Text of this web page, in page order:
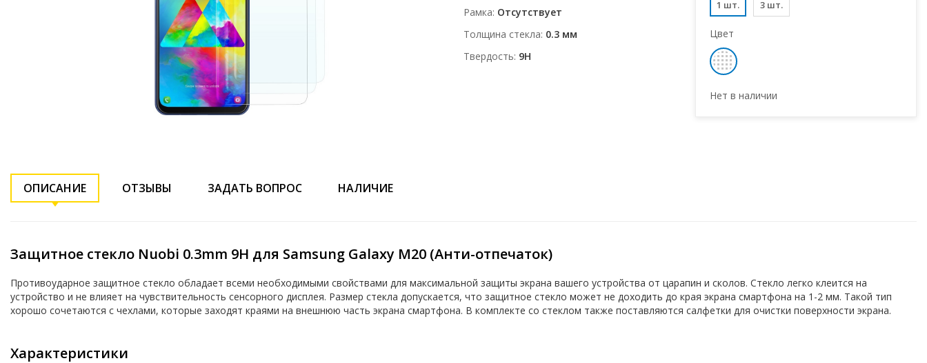
Рамка Отсутствует
Толщина стекла 0.3 мм
Твердость 9H
1 шт. 3 шт.
Цвет
Нет в наличии
ОПИСАНИЕ ОТЗЫВЫ ЗАДАТЬ ВОПРОС НАЛИЧИЕ
Защитное стекло Nuobi 0.3mm 9H для Samsung Galaxy M20 (Анти-отпечаток)
Противоударное защитное стекло обладает всеми необходимыми свойствами для максимальной защиты экрана вашего устройства от царапин и сколов. Стекло легко клеится на
устройство и не влияет на чувствительность сенсорного дисплея. Размер стекла допускается, что защитное стекло может не доходить до края экрана смартфона на 1-2 мм. Такой тип
хорошо сочетаются с чехлами, которые заходят краями на внешнюю часть экрана смартфона. В комплекте со стеклом также поставляются салфетки для очистки поверхности экрана.
Характеристики